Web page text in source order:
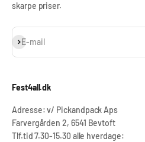
skarpe priser.
E-mail
Abonnér
Fest4all.dk
Adresse: v/ Pickandpack Aps
Farvergården 2, 6541 Bevtoft
Tlf.tid 7.30-15.30 alle hverdage: